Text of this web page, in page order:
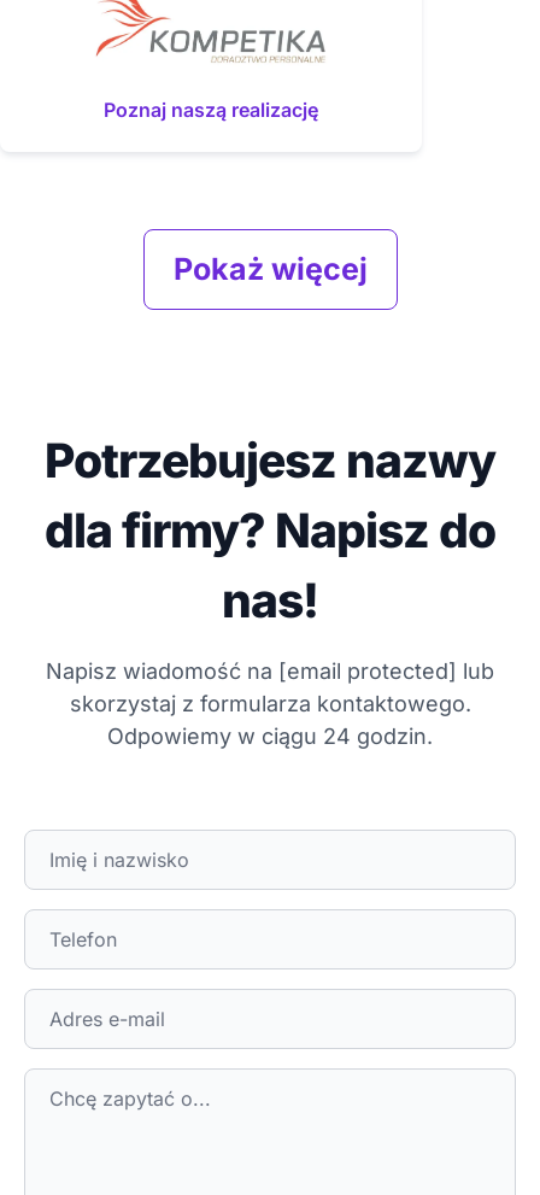
Poznaj naszą realizację
Pokaż więcej
Potrzebujesz nazwy
dla firmy? Napisz do
nas!
Napisz wiadomość na [email protected] lub
skorzystaj z formularza kontaktowego.
Odpowiemy w ciągu 24 godzin.